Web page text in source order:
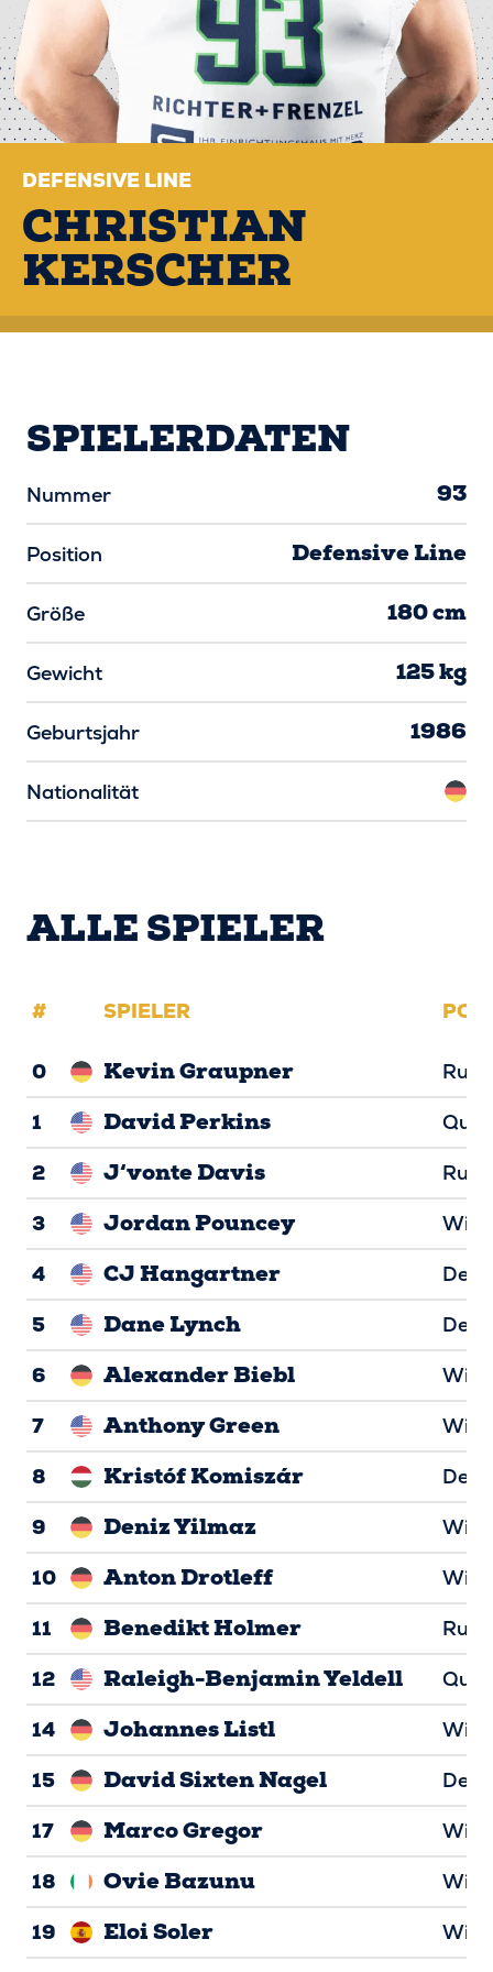
DEFENSIVE LINE
CHRISTIAN
KERSCHER
SPIELERDATEN
Nummer 93
Position Defensive Line
Größe 180 cm
Gewicht 125 kg
Geburtsjahr 1986
Nationalität
ALLE SPIELER
# SPIELER
0 Kevin Graupner
1
David Perkins
2
J‘vonte Davis
3
Jordan Pouncey
4
CJ Hangartner
5
Dane Lynch
6
Alexander Biebl
7
Anthony Green
8
Kristóf Komiszár
9
Deniz Yilmaz
10
Anton Drotleff
11
Benedikt Holmer
12
Raleigh-Benjamin Yeldell
14
Johannes Listl
15
David Sixten Nagel
17
Marco Gregor
18
Ovie Bazunu
19
Eloi Soler